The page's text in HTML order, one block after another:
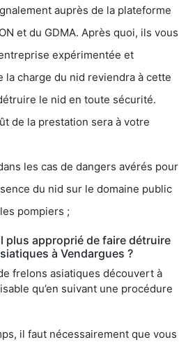
auprès de la plateforme
et du GDMA. Après quoi, ils vous
expérimentée et
la charge du nid reviendra à cette
le nid en toute sécurité.
de la prestation sera à votre
les cas de dangers avérés pour
du nid sur le domaine public
pompiers ;
plus approprié de faire détruire
à Vendargues ?
frelons asiatiques découvert à
qu’en suivant une procédure
il faut nécessairement que vous